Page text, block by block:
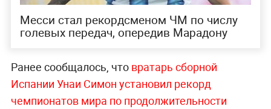
Месси стал рекордсменом ЧМ по числу
голевых передач, опередив Марадону
Ранее сообщалось, что вратарь сборной
Испании Унаи Симон установил рекорд
чемпионатов мира по продолжительности